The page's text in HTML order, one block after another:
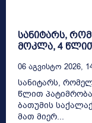
სანიტარს,
მოკლა, 4 წლით
06 Აგვისტო 2026,
სანიტარს,
წლით
ბათუმის
მათ მიერ...